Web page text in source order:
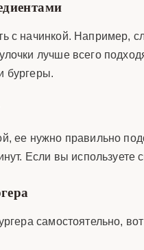
с начинкой. Например,
лучше всего
бургеры.
ее нужно правильно
Если вы используете
самостоятельно,